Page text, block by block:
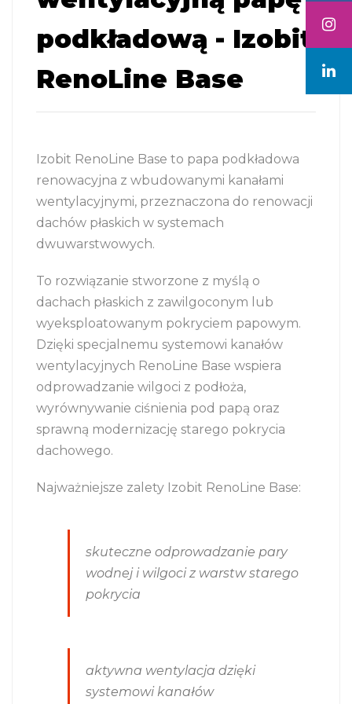
podkładową - Izobit
RenoLine Base
Izobit RenoLine Base to papa podkładowa
renowacyjna z wbudowanymi kanałami
wentylacyjnymi, przeznaczona do renowacji
dachów płaskich w systemach
dwuwarstwowych.
To rozwiązanie stworzone z myślą o
dachach płaskich z zawilgoconym lub
wyeksploatowanym pokryciem papowym.
Dzięki specjalnemu systemowi kanałów
wentylacyjnych RenoLine Base wspiera
odprowadzanie wilgoci z podłoża,
wyrównywanie ciśnienia pod papą oraz
sprawną modernizację starego pokrycia
dachowego.
Najważniejsze zalety Izobit RenoLine Base:
skuteczne odprowadzanie pary
wodnej i wilgoci z warstw starego
pokrycia
aktywna wentylacja dzięki
systemowi kanałów